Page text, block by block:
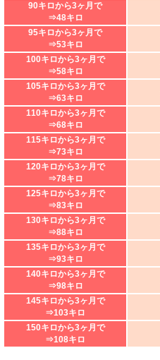
90キロから3ヶ月で
⇒48キロ
95キロから3ヶ月で
⇒53キロ
100キロから3ヶ月で
⇒58キロ
105キロから3ヶ月で
⇒63キロ
110キロから3ヶ月で
⇒68キロ
115キロから3ヶ月で
⇒73キロ
120キロから3ヶ月で
⇒78キロ
125キロから3ヶ月で
⇒83キロ
130キロから3ヶ月で
⇒88キロ
135キロから3ヶ月で
⇒93キロ
140キロから3ヶ月で
⇒98キロ
145キロから3ヶ月で
⇒103キロ
150キロから3ヶ月で
⇒108キロ